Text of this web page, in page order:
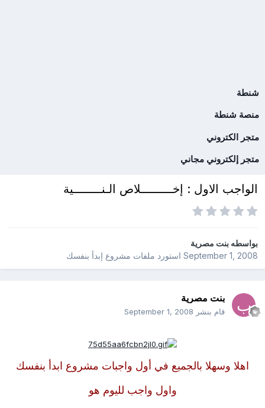
شنطة
منصة شنطة
متجر الكتروني
متجر إلكتروني مجاني
الواجب الاول : إخـــــــــلاص الـنــــــــية
بواسطهبنت مصرية
September 1, 2008استورد ملفات مشروع إبدأ بنفسك
بنت مصرية
قام بنشر September 1, 2008
اهلا وسهلا بالجميع في أول واجبات مشروع ابدأ بنفسك
واول واجب لليوم هو